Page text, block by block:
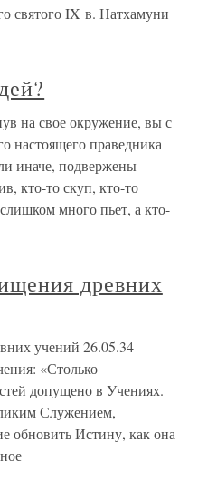
святого IX в. Натхамуни
на свое окружение, вы с
настоящего праведника
иначе, подвержены
кто-то скуп, кто-то
много пьет, а кто-
древних
учений 26.05.34
«Столько
допущено в Учениях.
Служением,
обновить Истину, как она